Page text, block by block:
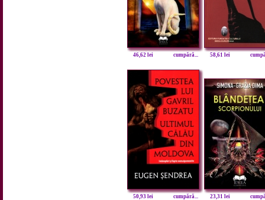
46,62 lei cumpără... 58,61 lei
50,93 lei cumpără... 23,31 lei